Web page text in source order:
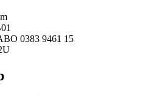
0383 9461 15